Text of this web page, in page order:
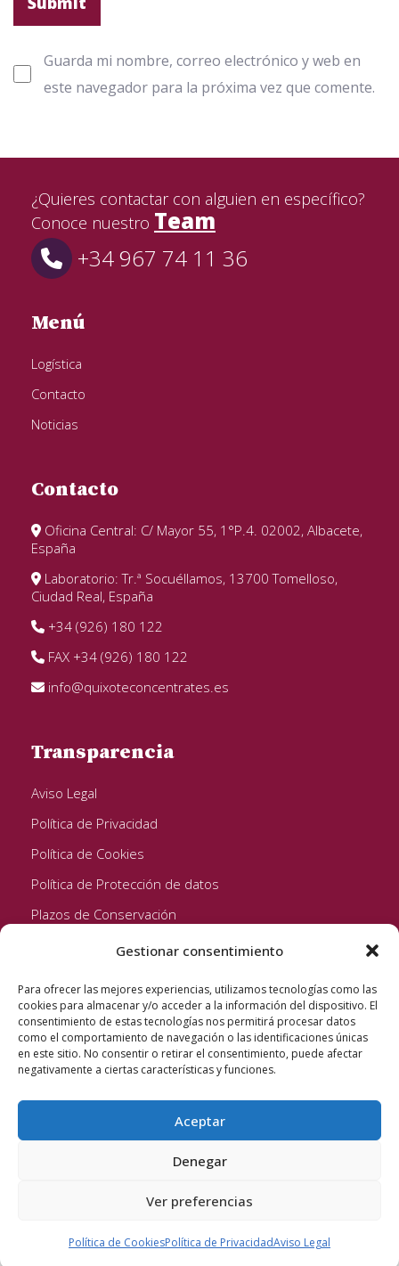
Gestionar consentimiento
Para ofrecer las mejores experiencias, utilizamos tecnologías como las
cookies para almacenar y/o acceder a la información del dispositivo. El
consentimiento de estas tecnologías nos permitirá procesar datos
como el comportamiento de navegación o las identificaciones únicas
en este sitio. No consentir o retirar el consentimiento, puede afectar
negativamente a ciertas características y funciones.
Aceptar
Denegar
Ver preferencias
Política de CookiesPolítica de PrivacidadAviso Legal
Guarda mi nombre, correo electrónico y web en
este navegador para la próxima vez que comente.
¿Quieres contactar con alguien en específico?
Conoce nuestro Team
+34 967 74 11 36
Menú
Logística
Contacto
Noticias
Contacto
Oficina Central: C/ Mayor 55, 1°P.4. 02002, Albacete,
España
Laboratorio: Tr.ª Socuéllamos, 13700 Tomelloso,
Ciudad Real, España
+34 (926) 180 122
FAX +34 (926) 180 122
info@quixoteconcentrates.es
Transparencia
Aviso Legal
Política de Privacidad
Política de Cookies
Política de Protección de datos
Plazos de Conservación
Seguinos!
Quixote Concentrates S.L. 2022 © Reservados todos los
derechos